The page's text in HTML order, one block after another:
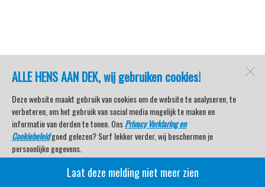
ALLE HENS AAN DEK, wij gebruiken cookies!
Deze website maakt gebruik van cookies om de website te analyseren, te
verbeteren, om het gebruik van social media mogelijk te maken en
informatie van derden te tonen. OnsPrivacy Verklaring en
Cookiebeleidgoed gelezen? Surf lekker verder, wij beschermen je
persoonlijke gegevens.
Veel kijkplezier met Watersport TV Beleving & Nieuws!
Laat deze melding niet meer zien